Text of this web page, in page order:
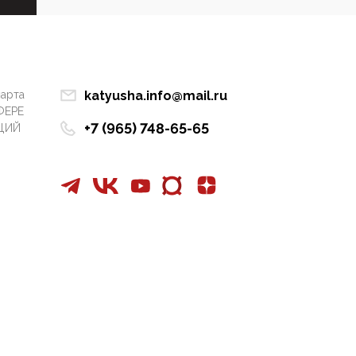
электорат феминисток
на битву с
мужчинами-«бабуинам
и»
05:08, 15 Мая 2026
Эзотерика,
katyusha.info@mail.ru
+7 (965) 748-65-65